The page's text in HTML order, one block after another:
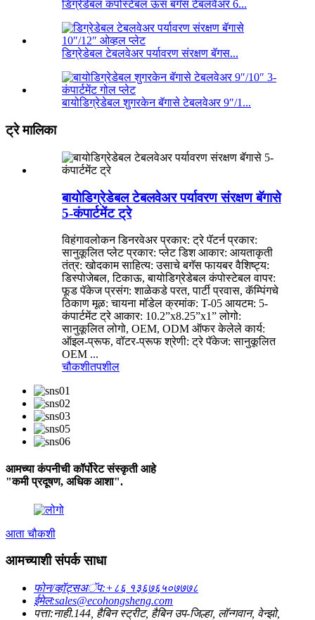
डिग्रेडेबल कंपोस्टेबल ऊस बगॅस टेबलवेअर 6...
डिग्रेडेबल टेबलवेअर पर्यावरण संरक्षण बॅगस...
बायोडिग्रेडेबल शुगरकेन बॅगासे टेबलवेअर 9″/1...
ट्रे मालिका
बायोडिग्रेडेबल टेबलवेअर पर्यावरण संरक्षण बॅगासे
5-कंपार्टमेंट ट्रे
विहंगावलोकन डिनरवेअर प्रकार: ट्रे पॅटर्न प्रकार:
सानुकूलित प्लेट प्रकार: प्लेट डिश आकार: आयताकृती
तंत्र: खोदकाम साहित्य: उसाचे बगॅस फायबर वैशिष्ट्य:
डिस्पोजेबल, टिकाऊ, बायोडिग्रेडेबल कंपोस्टेबल वापर:
फूड पॅकेज प्रसंग: शाळेकडे परत, पार्टी प्रवास, कॅम्पिंगचे
ठिकाण मूळ: चायना मॉडेल क्रमांक: T-05 आयटम: 5-
कंपार्टमेंट ट्रे आकार: 10.2”x8.25”x1” लोगो:
सानुकूलित लोगो, OEM, ODM ऑफर केलेले कार्य:
ऑइल-प्रूफ, वॉटर-प्रूफ श्रेणी: ट्रे पॅकेज: सानुकूलित
OEM ...
चौकशीतपशील
आमच्या कंपनीची कॉर्पोरेट संस्कृती आहे
"कमी प्रदूषण, अधिक आशा".
आता चौकशी
आमच्याशी संपर्क साधा
फोन/व्हॉट्सअॅप:+८६ १३६७६५०७७७८
ईमेल:sales@ecohongsheng.com
पत्ता:नाही.144, हैबिन स्ट्रीट, हैबिन उप-जिल्हा, लॉन्गवान, वेन्झो,